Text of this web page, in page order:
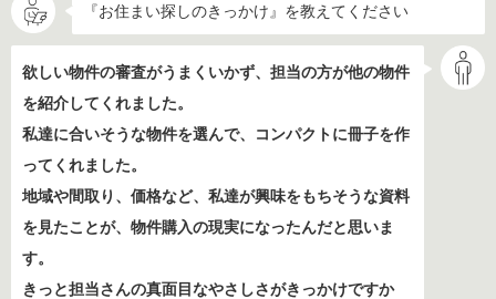
『お住まい探しのきっかけ』を教えてください
欲しい物件の審査がうまくいかず、担当の方が他の物件
を紹介してくれました。
私達に合いそうな物件を選んで、コンパクトに冊子を作
ってくれました。
地域や間取り、価格など、私達が興味をもちそうな資料
を見たことが、物件購入の現実になったんだと思いま
す。
きっと担当さんの真面目なやさしさがきっかけですか